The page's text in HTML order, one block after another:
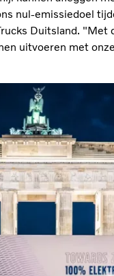
nul-emissiedoel
Duitsland. "Met
uitvoeren met